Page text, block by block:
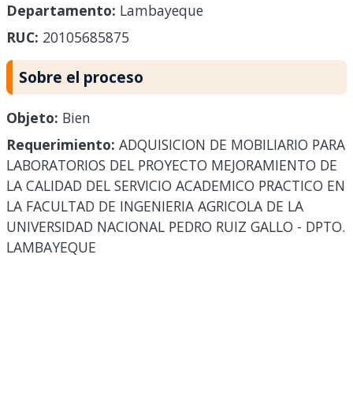
Departamento: Lambayeque
RUC: 20105685875
Sobre el proceso
Objeto: Bien
Requerimiento: ADQUISICION DE MOBILIARIO PARA
LABORATORIOS DEL PROYECTO MEJORAMIENTO DE
LA CALIDAD DEL SERVICIO ACADEMICO PRACTICO EN
LA FACULTAD DE INGENIERIA AGRICOLA DE LA
UNIVERSIDAD NACIONAL PEDRO RUIZ GALLO - DPTO.
LAMBAYEQUE